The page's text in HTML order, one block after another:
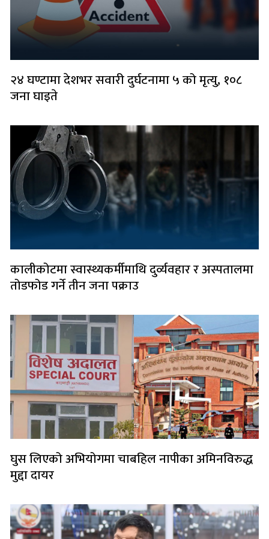
२४ घण्टामा देशभर सवारी दुर्घटनामा ५ को मृत्यु, १०८
जना घाइते
कालीकोटमा स्वास्थ्यकर्मीमाथि दुर्व्यवहार र अस्पतालमा
तोडफोड गर्ने तीन जना पक्राउ
घुस लिएको अभियोगमा चाबहिल नापीका अमिनविरुद्ध
मुद्दा दायर